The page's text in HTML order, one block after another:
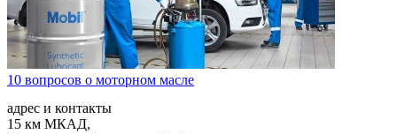
10 вопросов о моторном масле
адрес и контакты
15 км МКАД,